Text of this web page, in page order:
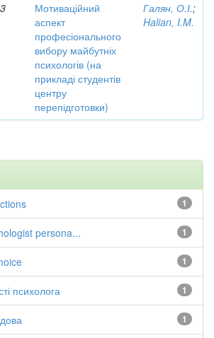
Мотиваційний
аспект
професіонального
вибору майбутніх
психологів (на
прикладі студентів
центру
перепідготовки)
Галян, О.І.;
Halian, I.M.
1
1
persona...
1
1
психолога
1